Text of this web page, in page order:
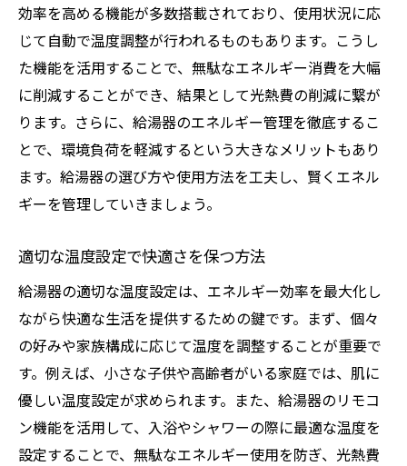
効率を高める機能が多数搭載されており、使用状況に応
じて自動で温度調整が行われるものもあります。こうし
た機能を活用することで、無駄なエネルギー消費を大幅
に削減することができ、結果として光熱費の削減に繋が
ります。さらに、給湯器のエネルギー管理を徹底するこ
とで、環境負荷を軽減するという大きなメリットもあり
ます。給湯器の選び方や使用方法を工夫し、賢くエネル
ギーを管理していきましょう。
適切な温度設定で快適さを保つ方法
給湯器の適切な温度設定は、エネルギー効率を最大化し
ながら快適な生活を提供するための鍵です。まず、個々
の好みや家族構成に応じて温度を調整することが重要で
す。例えば、小さな子供や高齢者がいる家庭では、肌に
優しい温度設定が求められます。また、給湯器のリモコ
ン機能を活用して、入浴やシャワーの際に最適な温度を
設定することで、無駄なエネルギー使用を防ぎ、光熱費